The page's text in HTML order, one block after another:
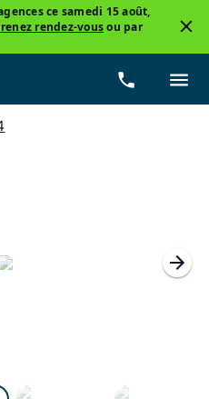
ce samedi 15 août,
rendez-vousou par